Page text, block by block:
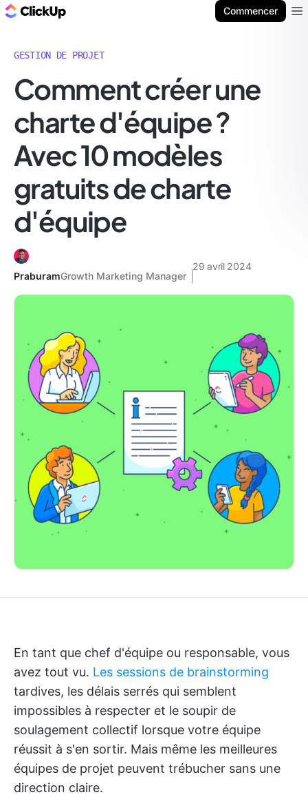
Commencer
GESTION DE PROJET
Comment créer une
charte d'équipe ?
Avec 10 modèles
gratuits de charte
d'équipe
PraburamGrowth Marketing Manager
29 avril 2024
En tant que chef d'équipe ou responsable, vous
avez tout vu. Les sessions de brainstorming
tardives, les délais serrés qui semblent
impossibles à respecter et le soupir de
soulagement collectif lorsque votre équipe
réussit à s'en sortir. Mais même les meilleures
équipes de projet peuvent trébucher sans une
direction claire.